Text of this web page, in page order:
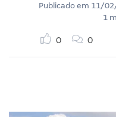
Publicado em 11/
1
0 0